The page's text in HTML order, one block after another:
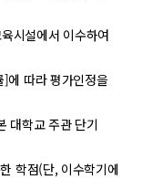
시설에서 이수하여
에 따라 평가인정을
대학교 주관 단기
학점(단, 이수학기에